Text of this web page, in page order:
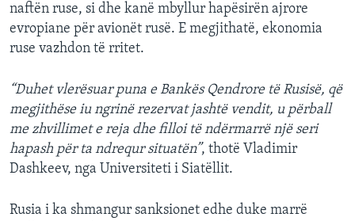
naftën ruse, si dhe kanë mbyllur hapësirën ajrore
evropiane për avionët rusë. E megjithatë, ekonomia
ruse vazhdon të rritet.
“Duhet vlerësuar puna e Bankës Qendrore të Rusisë, që
megjithëse iu ngrinë rezervat jashtë vendit, u përball
me zhvillimet e reja dhe filloi të ndërmarrë një seri
hapash për ta ndrequr situatën”, thotë Vladimir
Dashkeev, nga Universiteti i Siatëllit.
Rusia i ka shmangur sanksionet edhe duke marrë